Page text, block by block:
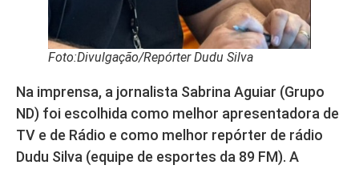
Foto:Divulgação/Repórter Dudu Silva
Na imprensa, a jornalista Sabrina Aguiar (Grupo
ND) foi escolhida como melhor apresentadora de
TV e de Rádio e como melhor repórter de rádio
Dudu Silva (equipe de esportes da 89 FM). A